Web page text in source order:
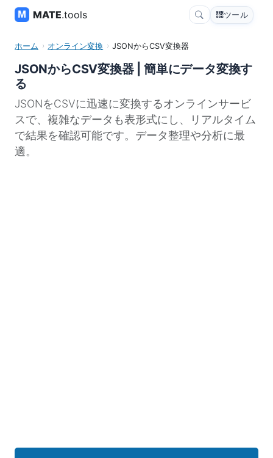
MATE.tools ツール
ホーム オンライン変換 JSONからCSV変換器
JSONからCSV変換器 | 簡単にデータ変換す
る
JSONをCSVに迅速に変換するオンラインサービ
スで、複雑なデータも表形式にし、リアルタイム
で結果を確認可能です。データ整理や分析に最
適。